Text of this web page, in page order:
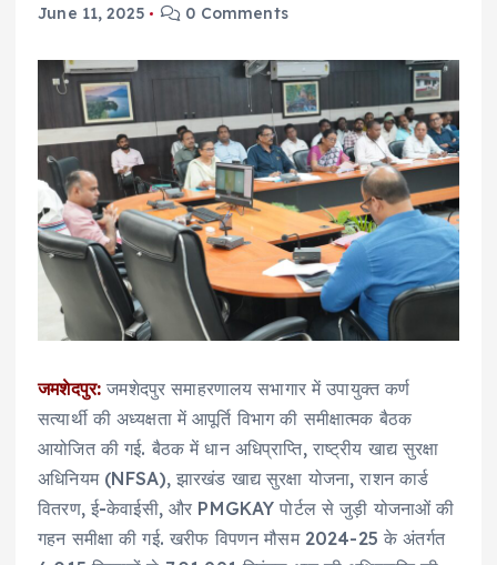
June 11, 2025
0 Comments
जमशेदपुर: जमशेदपुर समाहरणालय सभागार में उपायुक्त कर्ण
सत्यार्थी की अध्यक्षता में आपूर्ति विभाग की समीक्षात्मक बैठक
आयोजित की गई. बैठक में धान अधिप्राप्ति, राष्ट्रीय खाद्य सुरक्षा
अधिनियम (NFSA), झारखंड खाद्य सुरक्षा योजना, राशन कार्ड
वितरण, ई-केवाईसी, और PMGKAY पोर्टल से जुड़ी योजनाओं की
गहन समीक्षा की गई. खरीफ विपणन मौसम 2024-25 के अंतर्गत